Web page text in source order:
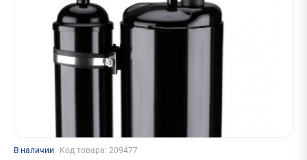
В наличии Код товара: 209477